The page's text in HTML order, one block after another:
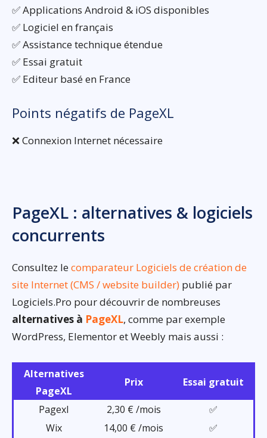
✅ Applications Android & iOS disponibles
✅ Logiciel en français
✅ Assistance technique étendue
✅ Essai gratuit
✅ Editeur basé en France
Points négatifs de PageXL
❌ Connexion Internet nécessaire
PageXL : alternatives & logiciels
concurrents
Consultez lecomparateur Logiciels de création de
site Internet (CMS / website builder) publié par
Logiciels.Pro pour découvrir de nombreuses
alternatives à PageXL, comme par exemple
WordPress, Elementor et Weebly mais aussi :
Alternatives
PageXL
Prix Essai gratuit
Pagexl 2,30 € /mois
✅
Wix
14,00 € /mois
✅